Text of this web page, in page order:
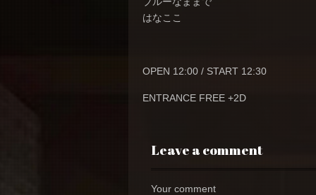
はなここ
OPEN 12:00 / START 12:30
ENTRANCE FREE +2D
Leave a comment
Your comment